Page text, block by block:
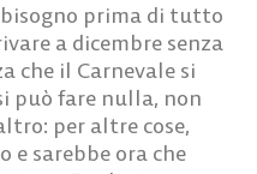
prima di tutto
a dicembre senza
che il Carnevale si
può fare nulla, non
per altre cose,
e sarebbe ora che